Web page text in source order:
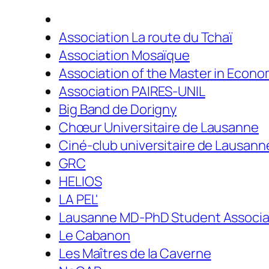
Association La route du Tchaï
Association Mosaïque
Association of the Master in
Association PAIRES-UNIL
Big Band de Dorigny
Chœur Universitaire de Lausanne
Ciné-club universitaire de
GRC
HELIOS
LA PEL'
Lausanne MD-PhD Student
Le Cabanon
Les Maîtres de la Caverne